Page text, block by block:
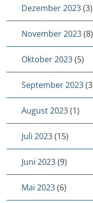
Dezember 2023(3)
November 2023(8)
Oktober 2023(5)
September 2023
August 2023(1)
Juli 2023(15)
Juni 2023(9)
Mai 2023(6)